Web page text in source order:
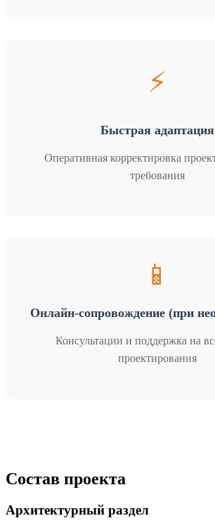
⚡
Быстрая адаптация
Оперативная корректировка
требования
📱
Онлайн-сопровождение (при
Консультации и поддержка на
проектирования
Состав проекта
Архитектурный раздел